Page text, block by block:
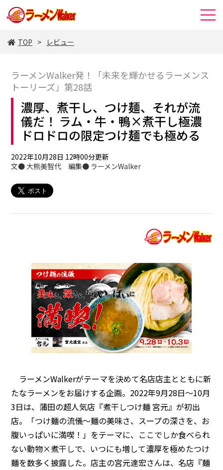
TOP レビュー
ラーメンWalker発！「未来を輝かせるラーメンス
トーリーズ」第28話
濃厚、煮干し、つけ麺、それが流
儀だ！ ラム・牛・鴨×煮干し極濃
ドロドロの限定つけ麺でも極める
2022年10月28日 12時00分更新
文● 大熊美智代 編集● ラーメンWalker
ラーメンWalkerがテーマを決めて名店店主とともに新
たなラーメンをお届けする企画。2022年9月28日～10月
3日は、蒲田の超人気店『煮干しつけ麺 宮元』が初出
店。「つけ麺の流儀～麺の美味さ、スープの深さを、お
腹いっぱいに満喫！」をテーマに、ここでしか食べられ
ない動物×煮干しで、いつにも増して濃厚を極めたつけ
麺を数多く披露した。店主の宮元達宏さんは、名店『麺